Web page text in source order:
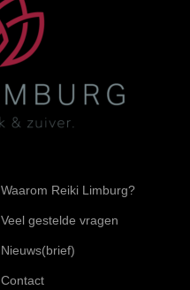
Waarom Reiki Limburg?
Veel gestelde vragen
Nieuws(brief)
Contact